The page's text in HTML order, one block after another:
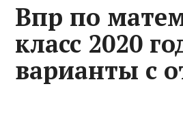
Впр по
класс 2020
варианты с